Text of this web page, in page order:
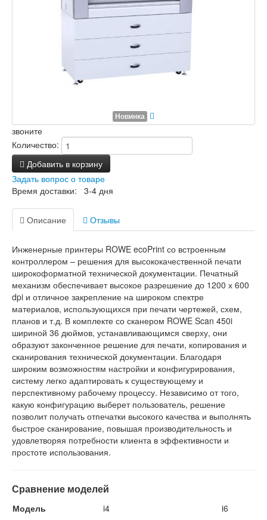
Новинка
звоните
Количество:
Добавить в корзину
Задать вопрос о товаре
Время доставки: 3-4 дня
Описание Отзывы
Инженерные принтеры ROWE ecoPrint со встроенным
контроллером – решения для высококачественной печати
широкоформатной технической документации. Печатный
механизм обеспечивает высокое разрешение до 1200 х 600
dpi и отличное закрепление на широком спектре
материалов, использующихся при печати чертежей, схем,
планов и т.д. В комплекте со сканером ROWE Scan 450i
шириной 36 дюймов, устанавливающимся сверху, они
образуют законченное решение для печати, копирования и
сканирования технической документации. Благодаря
широким возможностям настройки и конфигурирования,
систему легко адаптировать к существующему и
перспективному рабочему процессу. Независимо от того,
какую конфигурацию выберет пользователь, решение
позволит получать отпечатки высокого качества и выполнять
быстрое сканирование, повышая производительность и
удовлетворяя потребности клиента в эффективности и
простоте использования.
Сравнение моделей
Модель i4 i6